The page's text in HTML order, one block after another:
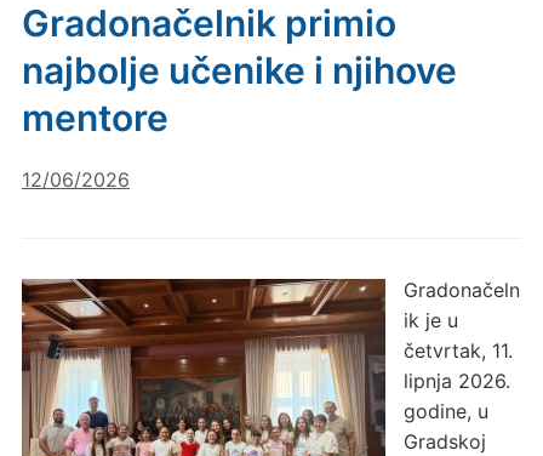
Gradonačelnik primio
najbolje učenike i njihove
mentore
12/06/2026
Gradonačeln
ik je u
četvrtak, 11.
lipnja 2026.
godine, u
Gradskoj